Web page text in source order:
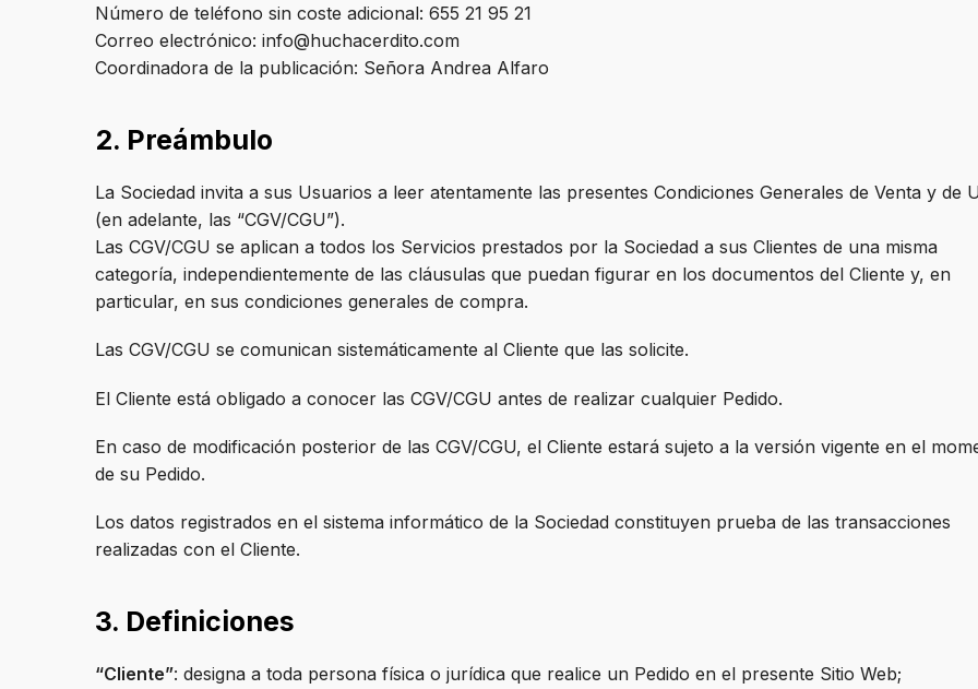
Número de teléfono sin coste adicional: 655 21 95 21
Correo electrónico: info@huchacerdito.com
Coordinadora de la publicación: Señora Andrea Alfaro
2. Preámbulo
La Sociedad invita a sus Usuarios a leer atentamente las presentes Condiciones Generales de Venta y de
(en adelante, las “CGV/CGU”).
Las CGV/CGU se aplican a todos los Servicios prestados por la Sociedad a sus Clientes de una misma
categoría, independientemente de las cláusulas que puedan figurar en los documentos del Cliente y, en
particular, en sus condiciones generales de compra.
Las CGV/CGU se comunican sistemáticamente al Cliente que las solicite.
El Cliente está obligado a conocer las CGV/CGU antes de realizar cualquier Pedido.
En caso de modificación posterior de las CGV/CGU, el Cliente estará sujeto a la versión vigente en el
de su Pedido.
Los datos registrados en el sistema informático de la Sociedad constituyen prueba de las transacciones
realizadas con el Cliente.
3. Definiciones
“Cliente”: designa a toda persona física o jurídica que realice un Pedido en el presente Sitio Web;